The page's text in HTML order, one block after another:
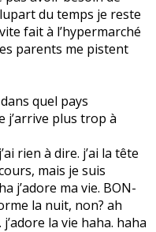
du temps je reste
fait à l’hypermarché
parents me pistent
quel pays
j’arrive plus trop à
rien à dire. j’ai la tête
mais je suis
j’adore ma vie. BON-
la nuit, non? ah
la vie haha. haha